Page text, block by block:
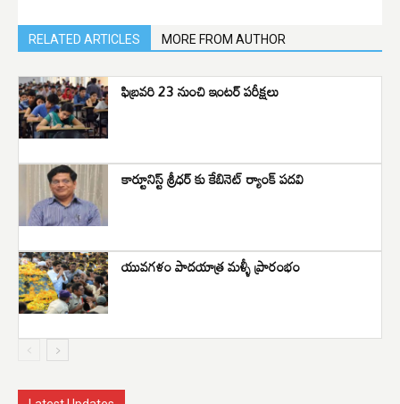
RELATED ARTICLES MORE FROM AUTHOR
ఫిబ్రవరి 23 నుంచి ఇంటర్ పరీక్షలు
కార్టూనిస్ట్ శ్రీధర్ కు కేబినెట్ ర్యాంక్ పదవి
యువగళం పాదయాత్ర మళ్ళీ ప్రారంభం